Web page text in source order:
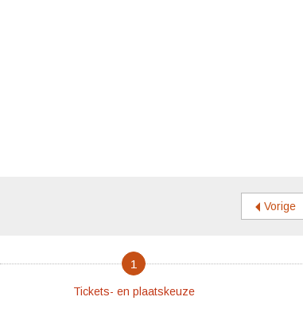
Vorige
1
Tickets- en plaatskeuze